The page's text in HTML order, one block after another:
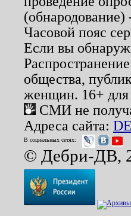
(обнародование)
Часовой пояс
Если вы
общества,
женщин. 16+ для
СМИ не
Адреса сайта:
В социальных сетях:
© Дебри-ДВ,